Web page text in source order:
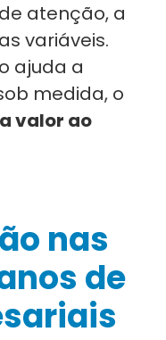
atenção, a
variáveis.
ajuda a
medida, o
valor ao
nas
de